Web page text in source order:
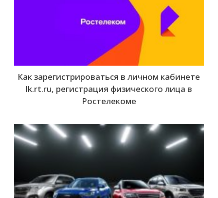
Как зарегистрироваться в личном кабинете
lk.rt.ru, регистрация физического лица в
Ростелекоме